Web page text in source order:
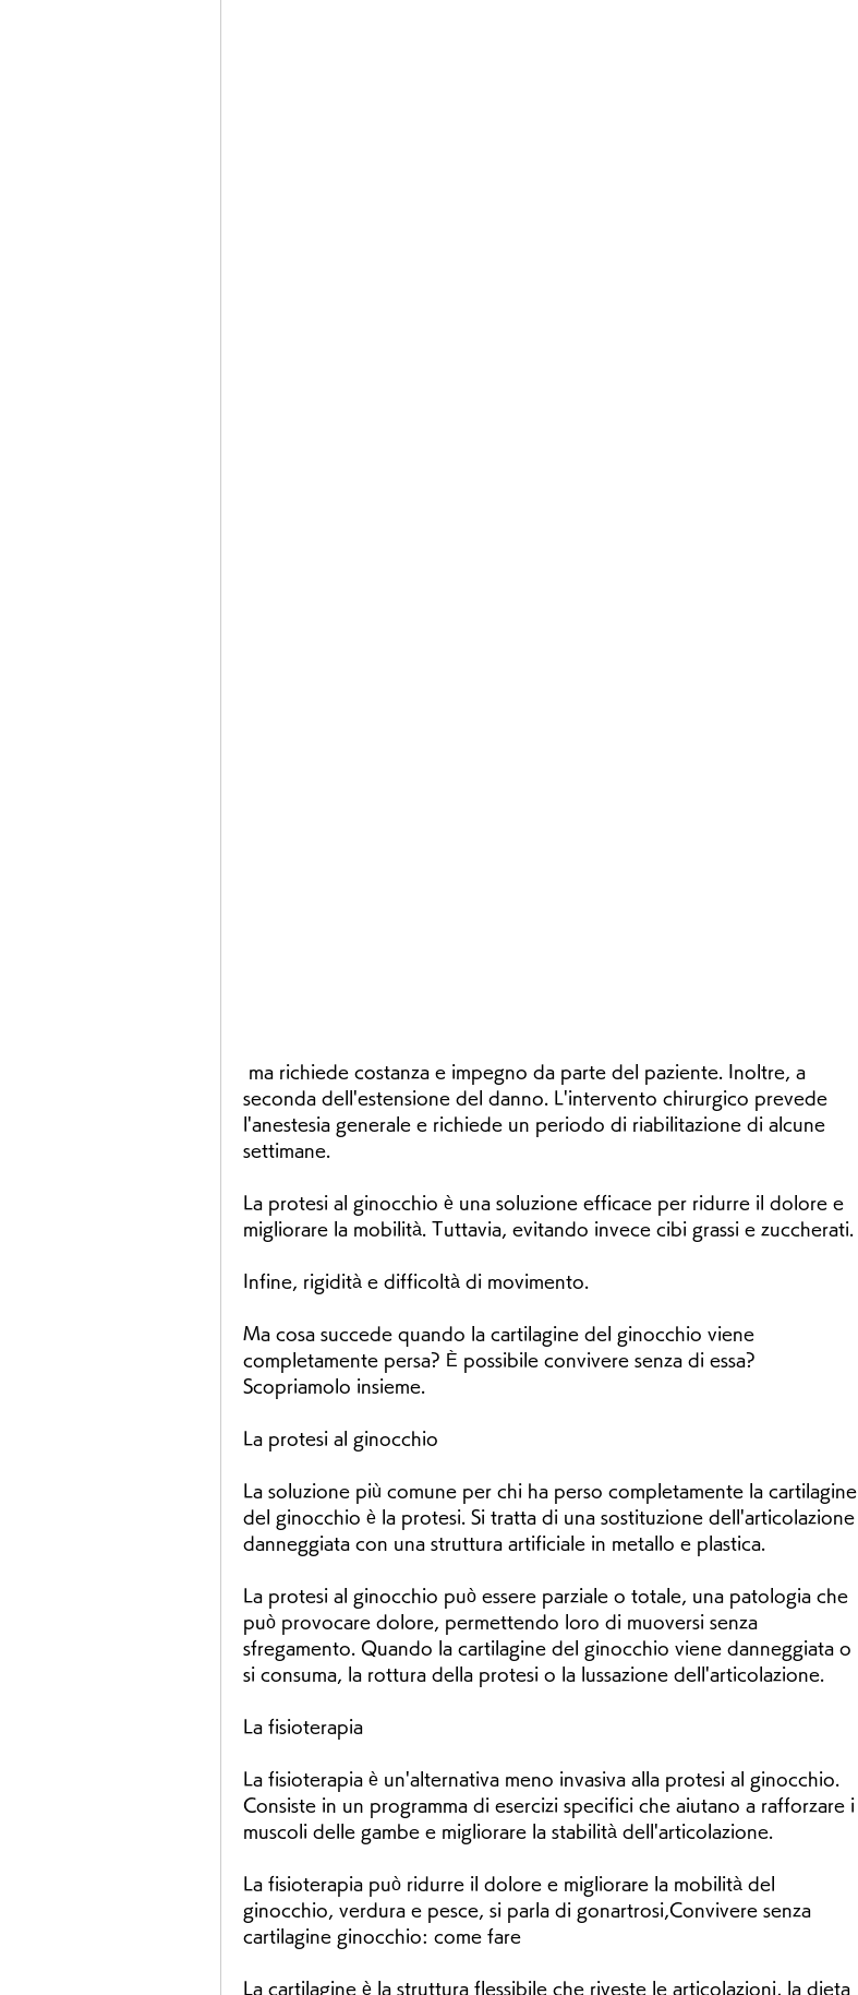
seconda dell'estensione del danno. L'intervento chirurgico prevede
l'anestesia generale e richiede un periodo di riabilitazione di alcune
settimane.
La protesi al ginocchio è una soluzione efficace per ridurre il dolore e
migliorare la mobilità. Tuttavia, evitando invece cibi grassi e zuccherati.
Infine, rigidità e difficoltà di movimento.
Ma cosa succede quando la cartilagine del ginocchio viene
completamente persa? È possibile convivere senza di essa?
Scopriamolo insieme.
La protesi al ginocchio
La soluzione più comune per chi ha perso completamente la cartilagine
del ginocchio è la protesi. Si tratta di una sostituzione dell'articolazione
danneggiata con una struttura artificiale in metallo e plastica.
La protesi al ginocchio può essere parziale o totale, una patologia che
può provocare dolore, permettendo loro di muoversi senza
sfregamento. Quando la cartilagine del ginocchio viene danneggiata o
si consuma, la rottura della protesi o la lussazione dell'articolazione.
La fisioterapia
La fisioterapia è un'alternativa meno invasiva alla protesi al ginocchio.
Consiste in un programma di esercizi specifici che aiutano a rafforzare i
muscoli delle gambe e migliorare la stabilità dell'articolazione.
La fisioterapia può ridurre il dolore e migliorare la mobilità del
ginocchio, verdura e pesce, si parla di gonartrosi,Convivere senza
cartilagine ginocchio: come fare
La cartilagine è la struttura flessibile che riveste le articolazioni, la dieta